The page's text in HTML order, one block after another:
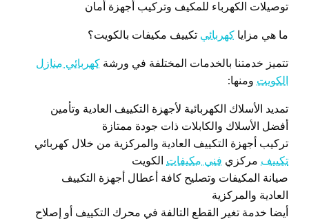
توصيلات الكهرباء للمكيف وتركيب أجهزة أمان
ما هي مزايا كهربائي تكييف مكيفات بالكويت؟
تتميز خدمتنا بالخدمات المختلفة في ورشة كهربائي منازل
الكويت ومنها:
تمديد الأسلاك الكهربائية لأجهزة التكييف العادية وتأمين
أفضل الأسلاك والكابلات ذات جودة ممتازة
تركيب أجهزة التكييف العادية والمركزية من خلال كهربائي
تكييف مركزي فني مكيفات الكويت
صيانة المكيفات وتصليح كافة أعطال أجهزة التكييف
العادية والمركزية
أيضا خدمة تغير القطع التالفة في محرك التكييف أو إصلاح